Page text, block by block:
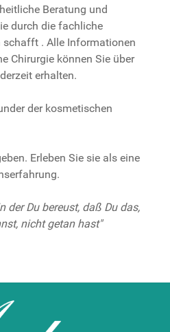
Beratung und
durch die fachliche
schafft . Alle Informationen
Chirurgie können Sie über
erhalten.
der kosmetischen
Erleben Sie sie als eine
der Du bereust, daß Du das,
nicht getan hast"